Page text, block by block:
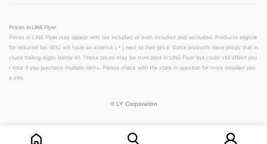
Prices in LINE Flyer
Prices in LINE Flyer may appear with tax included or both included and excluded. Products eligible
for reduced tax (8%) will have an asterisk (＊) next to their price. Some products have prices that in
clude trailing digits below ¥1. These prices may be truncated in LINE Flyer but could still affect you
r total if you purchase multiple items. Please check with the store in question for more detailed pric
e info.
© LY Corporation